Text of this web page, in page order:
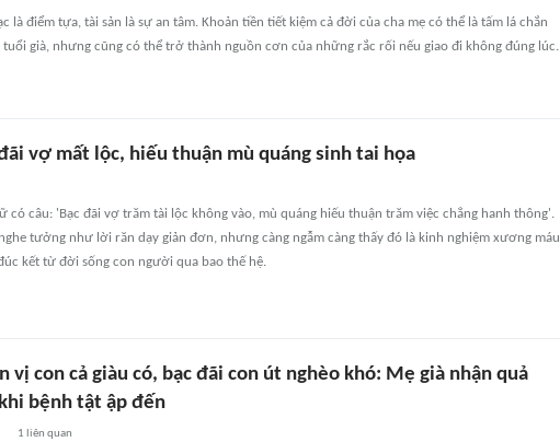
là điểm tựa, tài sản là sự an tâm. Khoản tiền tiết kiệm cả đời của cha mẹ có thể là tấm lá chắn
tuổi già, nhưng cũng có thể trở thành nguồn cơn của những rắc rối nếu giao đi không đúng lúc.
vợ mất lộc, hiếu thuận mù quáng sinh tai họa
có câu: 'Bạc đãi vợ trăm tài lộc không vào, mù quáng hiếu thuận trăm việc chẳng hanh thông'.
tưởng như lời răn dạy giản đơn, nhưng càng ngẫm càng thấy đó là kinh nghiệm xương máu
kết từ đời sống con người qua bao thế hệ.
vị con cả giàu có, bạc đãi con út nghèo khó: Mẹ già nhận quả
bệnh tật ập đến
1 liên quan